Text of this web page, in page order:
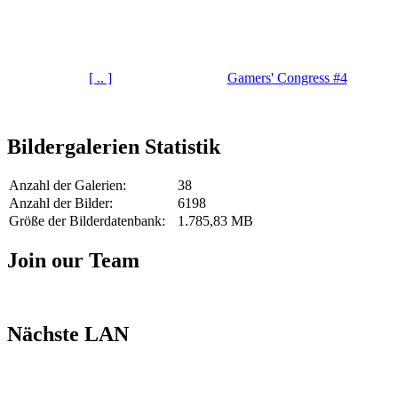
[ .. ] Gamers' Congress #4
Bildergalerien Statistik
Anzahl der Galerien:
38
Anzahl der Bilder:
6198
Größe der Bilderdatenbank:
1.785,83 MB
Join our Team
Nächste LAN